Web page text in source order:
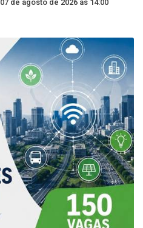
07 de agosto de 2026 às 14:00